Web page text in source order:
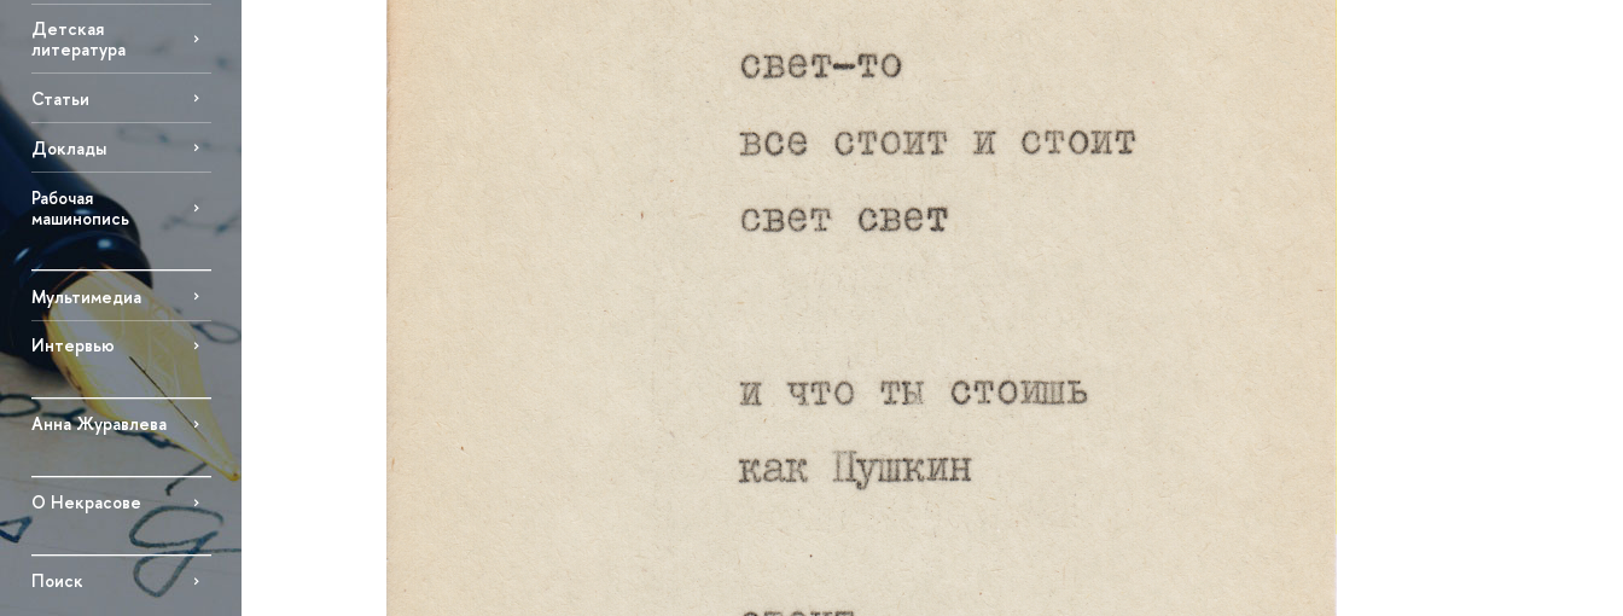
Детская
литература
Статьи
Доклады
Рабочая
машинопись
Мультимедиа
Интервью
Анна Журавлева
О Некрасове
Поиск